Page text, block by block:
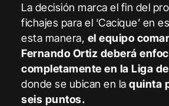
La decisión marca el fin del
fichajes para el ‘Cacique’ en
esta manera, el equipo
Fernando Ortiz deberá
completamente en la Liga
donde se ubican en laquinta
seis puntos.